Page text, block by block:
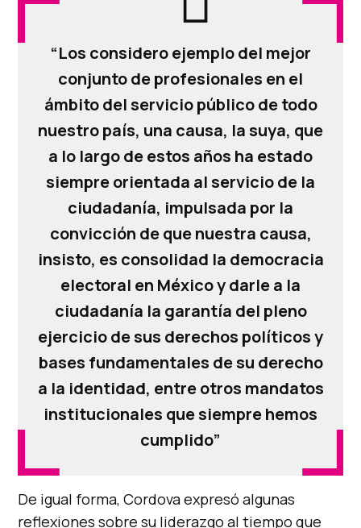
“Los considero ejemplo del mejor
conjunto de profesionales en el
ámbito del servicio público de todo
nuestro país, una causa, la suya, que
a lo largo de estos años ha estado
siempre orientada al servicio de la
ciudadanía, impulsada por la
convicción de que nuestra causa,
insisto, es consolidad la democracia
electoral en México y darle a la
ciudadanía la garantía del pleno
ejercicio de sus derechos políticos y
bases fundamentales de su derecho
a la identidad, entre otros mandatos
institucionales que siempre hemos
cumplido”
De igual forma, Cordova expresó algunas
reflexiones sobre su liderazgo al tiempo que